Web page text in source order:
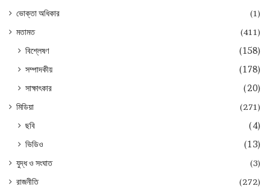
ভোক্তা অধিকার
(1)
মতামত
(411)
বিশ্লেষণ
(158)
সম্পাদকীয়
(178)
সাক্ষাৎকার
(20)
মিডিয়া (271)
ছবি
(4)
ভিডিও
(13)
যুদ্ধ ও সংঘাত
(3)
রাজনীতি
(272)